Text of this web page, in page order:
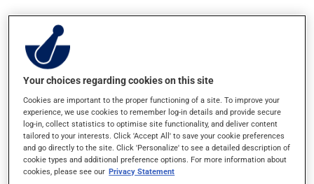
Effets indésirables
En plus de ses effets recherchés, ce produit peut à
l'occasion entraîner certains effets indésirables (effets
secondaires), notamment :
il peut irriter localement lors de l'utilisation.
Chaque personne peut réagir différemment à un
traitement. Si vous croyez que ce produit est la cause
d'un problème qui vous incommode, qu'il soit
mentionné ici ou non, discutez-en avec votre médecin
Your choices regarding cookies on this site
Cookies are important to the proper functioning of a site. To improve your
experience, we use cookies to remember log-in details and provide secure
log-in, collect statistics to optimise site functionality, and deliver content
tailored to your interests. Click 'Accept All' to save your cookie preferences
and go directly to the site. Click 'Personalize' to see a detailed description of
cookie types and additional preference options. For more information about
cookies, please see our Privacy Statement